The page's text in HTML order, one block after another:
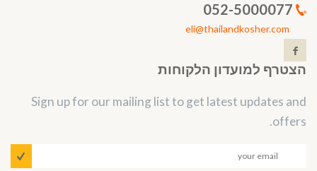
eli@thailandkosher.com
הצטרף למועדון הלקוחות
Sign up for our mailing list to get latest updates and
offers.